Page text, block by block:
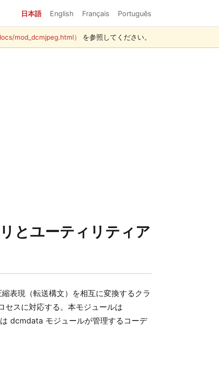
日本語 English Français Português
mod_dcmjpeg.html） を参照してください。
とユーティリティア
表現（転送構文）を相互に変換するクラ
スに対応する。本モジュールは
dcmdata モジュールが管理するコーデ